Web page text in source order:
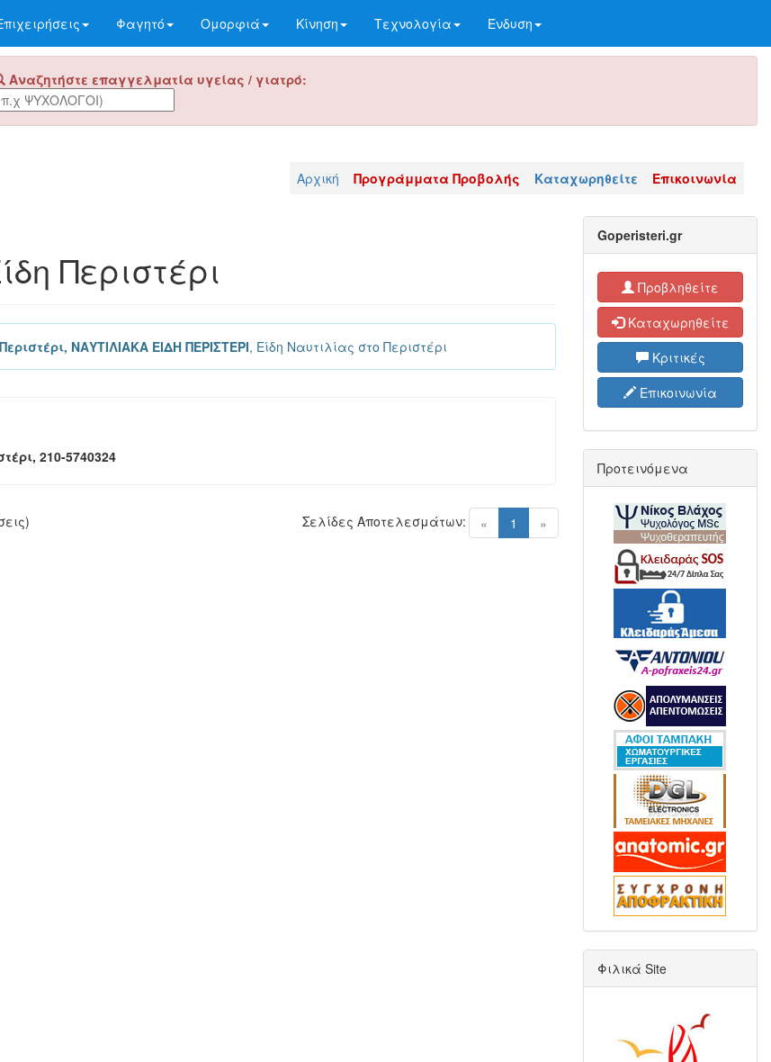
Φαγητό Ομορφιά Κίνηση Τεχνολογία Ένδυση
Αναζητήστε επαγγελματία υγείας / γιατρό:
Αρχική
Προγράμματα Προβολής Καταχωρηθείτε Επικοινωνία
Περιστέρι
ΝΑΥΤΙΛΙΑΚΑ ΕΙΔΗ ΠΕΡΙΣΤΕΡΙ, Είδη Ναυτιλίας στο Περιστέρι
210-5740324
« 1 (current)
»
Σελίδες Αποτελεσμάτων:
Goperisteri.gr
Προβληθείτε
Καταχωρηθείτε
Κριτικές
Επικοινωνία
Προτεινόμενα
Φιλικά Site